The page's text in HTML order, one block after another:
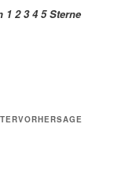
2 3 4 5 Sterne